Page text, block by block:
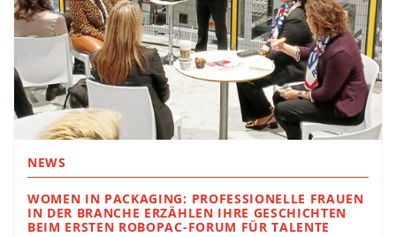
NEWS
WOMEN IN PACKAGING: PROFESSIONELLE FRAUEN
IN DER BRANCHE ERZÄHLEN IHRE GESCHICHTEN
BEIM ERSTEN ROBOPAC-FORUM FÜR TALENTE